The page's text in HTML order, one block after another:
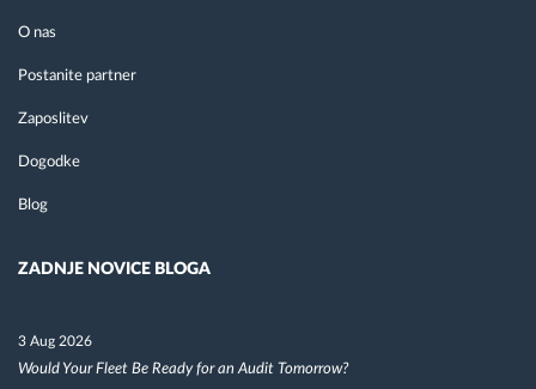
O nas
Postanite partner
Zaposlitev
Dogodke
Blog
ZADNJE NOVICE BLOGA
3 Aug 2026
Would Your Fleet Be Ready for an Audit Tomorrow?